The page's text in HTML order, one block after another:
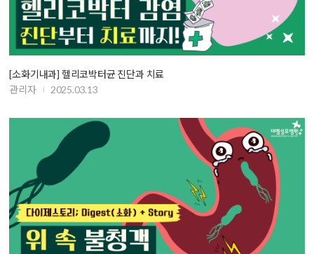
[소화기내과] 헬리코박터균 진단과 치료
관리자
2025.03.13